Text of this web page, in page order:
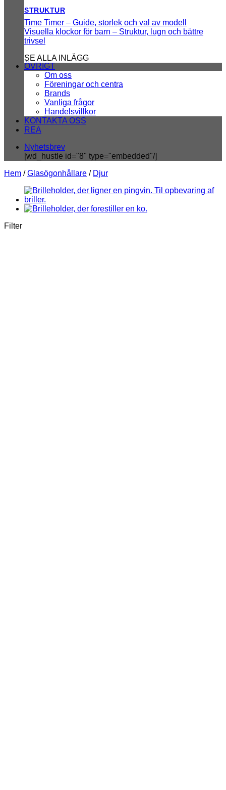
STRUKTUR
Time Timer – Guide, storlek och val av modell
Visuella klockor för barn – Struktur, lugn och bättre
trivsel
SE ALLA INLÄGG
ÖVRIGT
Om oss
Föreningar och centra
Brands
Vanliga frågor
Handelsvillkor
KONTAKTA OSS
REA
Nyhetsbrev
[wd_hustle id="8" type="embedded"/]
Hem / Glasögonhållare / Djur
Filter